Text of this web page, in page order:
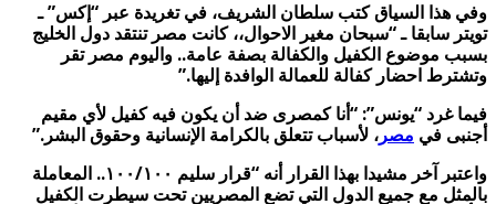
وفي هذا السياق كتب سلطان الشريف، في تغريدة عبر “إكس” ـ
تويتر سابقا ـ “سبحان مغير الاحوال،، كانت مصر تنتقد دول الخليج
بسبب موضوع الكفيل والكفالة بصفة عامة.. واليوم مصر تقر
وتشترط احضار كفالة للعمالة الوافدة إليها.”
فيما غرد “يونس”: “أنا كمصرى ضد أن يكون فيه كفيل لأي مقيم
أجنبى في مصر ، لأسباب تتعلق بالكرامة الإنسانية وحقوق البشر .”
واعتبر آخر مشيدا بهذا القرار أنه “قرار سليم ١٠٠/١٠٠.. المعاملة
بالمثل مع جميع الدول التي تضع المصريين تحت سيطرت الكفيل